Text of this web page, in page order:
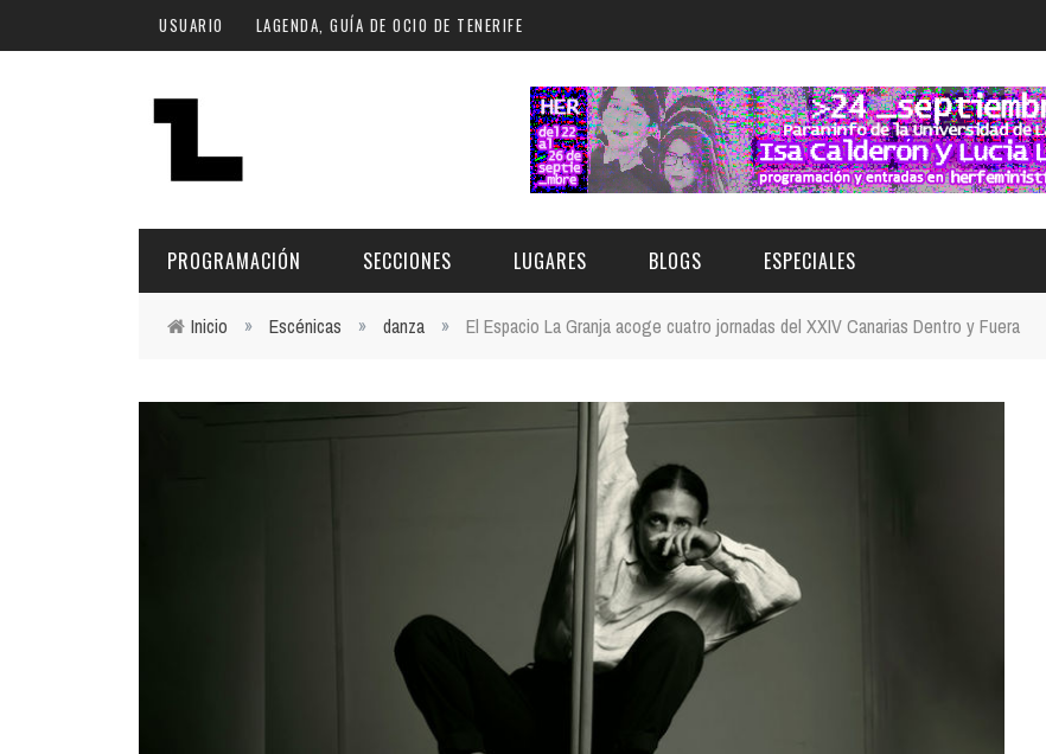
Pasar al contenido principal
USUARIO LAGENDA, GUÍA DE OCIO DE TENERIFE
PROGRAMACIÓN
Santa Cruz | La Laguna
Islas
SECCIONES LUGARES
SALAS Y AUDITORIOS
ESPACIOS CULTURALES
LOCALES CON ACTUACIONES
COMERCIO
GASTRO
FORMATIVO
BLOGS ESPECIALES
Inicio » Escénicas » danza » El Espacio La Granja acoge cuatro jornadas del XXIV Canarias Dentro y Fuera